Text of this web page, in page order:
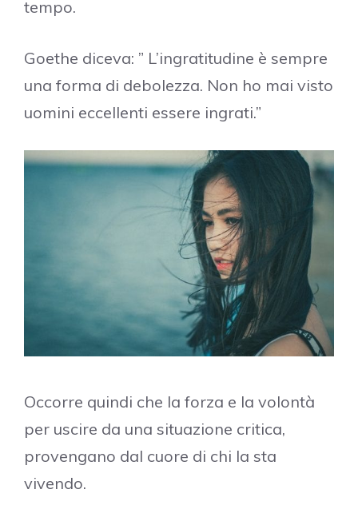
tempo.
Goethe diceva: ” L’ingratitudine è sempre
una forma di debolezza. Non ho mai visto
uomini eccellenti essere ingrati.”
Occorre quindi che la forza e la volontà
per uscire da una situazione critica,
provengano dal cuore di chi la sta
vivendo.